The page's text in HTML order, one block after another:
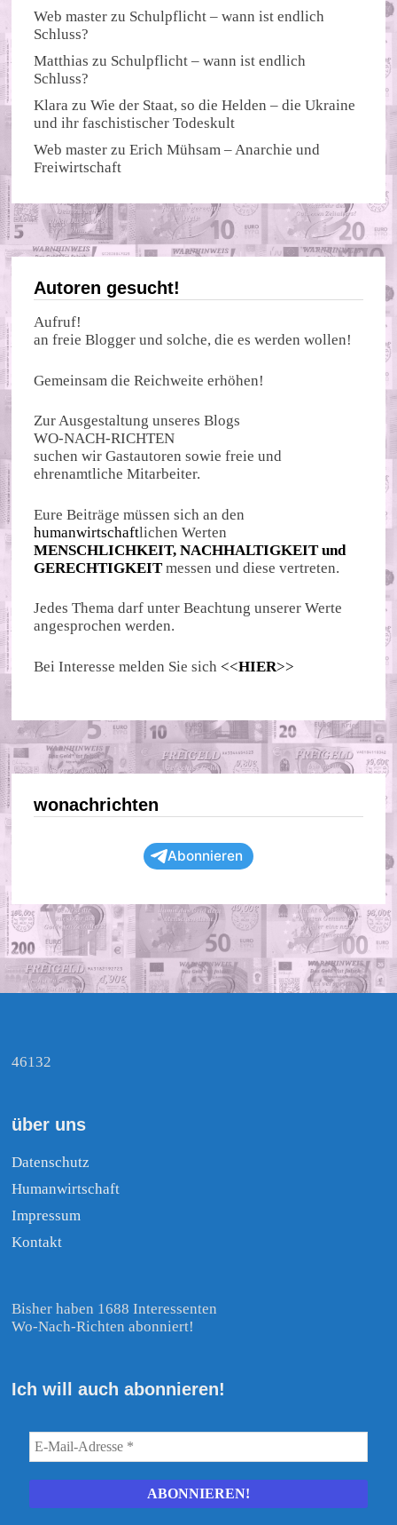
Web master zu Schulpflicht – wann ist endlich
Schluss?
Matthias zu Schulpflicht – wann ist endlich
Schluss?
Klara zuWie der Staat, so die Helden – die Ukraine
und ihr faschistischer Todeskult
Web master zuErich Mühsam – Anarchie und
Freiwirtschaft
Autoren gesucht!
Aufruf!
an freie Blogger und solche, die es werden wollen!
Gemeinsam die Reichweite erhöhen!
Zur Ausgestaltung unseres Blogs
WO-NACH-RICHTEN
suchen wir Gastautoren sowie freie und
ehrenamtliche Mitarbeiter.
Eure Beiträge müssen sich an den
humanwirtschaftlichen Werten
MENSCHLICHKEIT, NACHHALTIGKEIT und
GERECHTIGKEIT messen und diese vertreten.
Jedes Thema darf unter Beachtung unserer Werte
angesprochen werden.
Bei Interesse melden Sie sich <<HIER>>
wonachrichten
Abonnieren
46132
über uns
Datenschutz
Humanwirtschaft
Impressum
Kontakt
Bisher haben 1688 Interessenten
Wo-Nach-Richten abonniert!
Ich will auch abonnieren!